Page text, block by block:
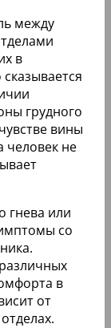
между
в
грудного
вины
человек не
гнева или
со
в
от